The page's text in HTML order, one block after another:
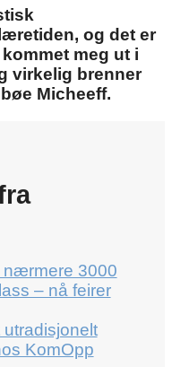
og det er
meg ut i
virkelig brenner
Micheeff.
nærmere 3000
– nå feirer
KomOpp